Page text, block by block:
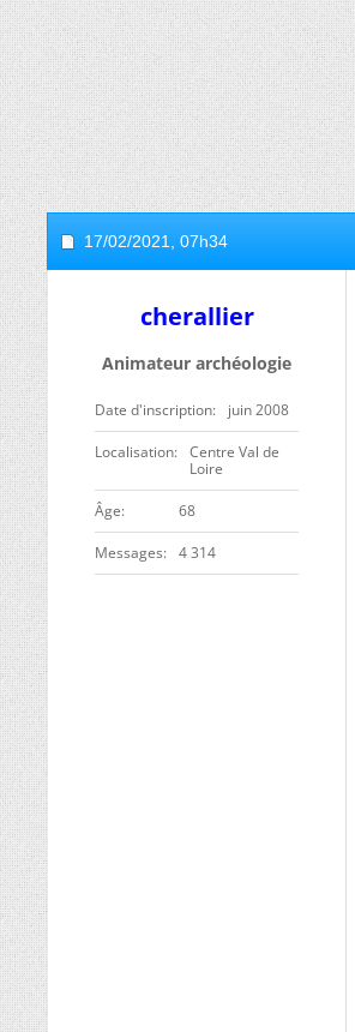
17/02/2021, 07h34
cherallier
Animateur archéologie
Date d'inscription juin 2008
Localisation
Centre Val de
Loire
ge 68
Messages 4 314